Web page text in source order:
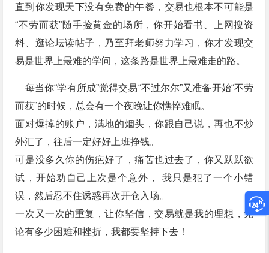
直到你发现天下没有免费的午餐，交易也根本不可能是
“不劳而获”随手捡黄金的场所，你开始看书、上网搜资
料、逛论坛读帖子，乃至拜老师努力学习，你才发现交
易是世界上最难的学问，​这条路是世界上最难走的路。
每当你“学有所成”觉得交易“不过尔尔”又准备开始“不劳
而获”的时候，总会有一个夜晚让你憔悴难眠。
面对爆掉的账户，满地的烟头，你跟自己说，再也不炒
外汇了，往后一定好好上班挣钱。
可是没多久你的伤疤好了，痛苦也过去了，你又跃跃欲
试，开始劝自己上次是个意外， 我只是犯了一个小错
误，然后忍不住诱惑再次开仓入场。
一次又一次的重复，让你坚信，交易就是我的理想，无
论有多少困难和挫折，我都要坚持下去！